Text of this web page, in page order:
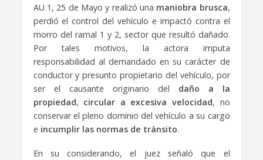
AU 1, 25 de Mayo y realizó una maniobra brusca,
perdió el control del vehículo e impactó contra el
morro del ramal 1 y 2, sector que resultó dañado.
Por tales motivos, la actora imputa
responsabilidad al demandado en su carácter de
conductor y presunto propietario del vehículo, por
ser el causante originario del daño a la
propiedad, circular a excesiva velocidad, no
conservar el pleno dominio del vehículo a su cargo
e incumplir las normas de tránsito.
En su considerando, el juez señaló que el